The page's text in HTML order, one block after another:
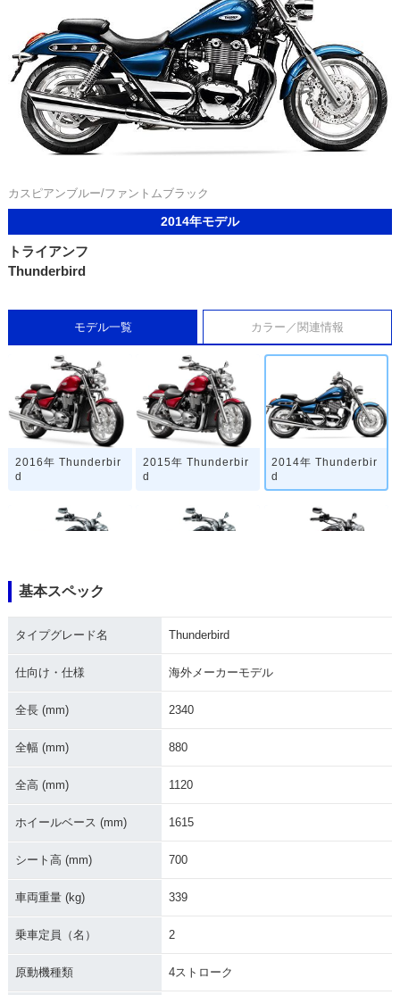
カスピアンブルー/ファントムブラック
2014年モデル
トライアンフ
Thunderbird
モデル一覧 カラー／関連情報
2016年 Thunderbir
d
2015年 Thunderbir
d
2014年 Thunderbir
d
d
d
基本スペック
タイプグレード名 Thunderbird
仕向け・仕様 海外メーカーモデル
全長 (mm) 2340
全幅 (mm) 880
全高 (mm) 1120
ホイールベース (mm) 1615
シート高 (mm) 700
車両重量 (kg) 339
乗車定員（名） 2
原動機種類 4ストローク